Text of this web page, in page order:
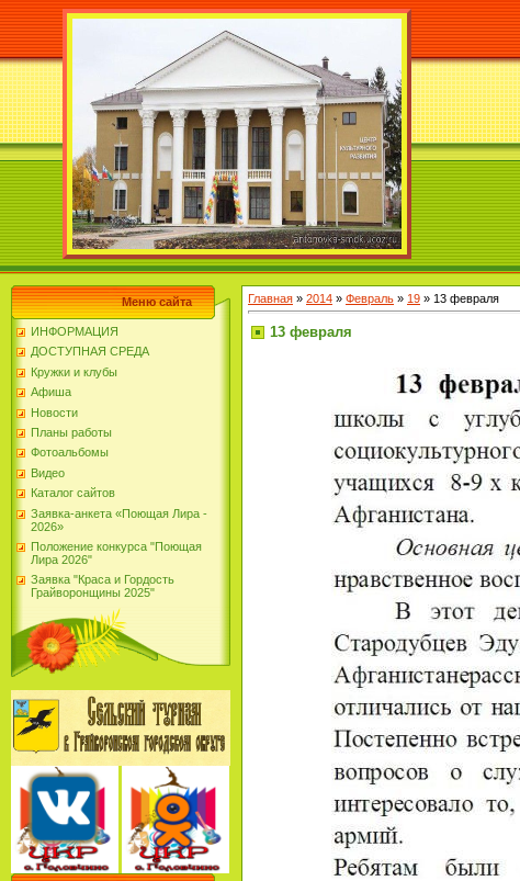
Меню сайта
ИНФОРМАЦИЯ
ДОСТУПНАЯ СРЕДА
Кружки и клубы
Афиша
Новости
Планы работы
Фотоальбомы
Видео
Каталог сайтов
Заявка-анкета «Поющая Лира -
2026»
Положение конкурса "Поющая
Лира 2026"
Заявка "Краса и Гордость
Грайворонщины 2025"
Главная » 2014 » Февраль » 19 » 13 февраля
13 февраля